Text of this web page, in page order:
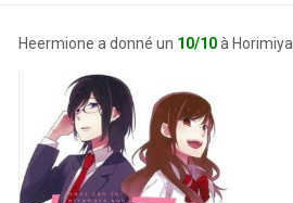
Heermione a donné un 10/10à Horimiya